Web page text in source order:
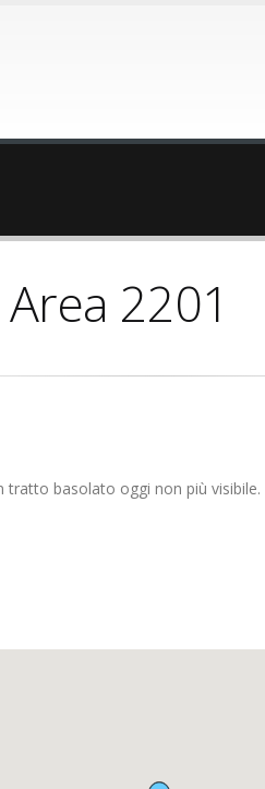
Area 2201
tratto basolato oggi non più visibile.